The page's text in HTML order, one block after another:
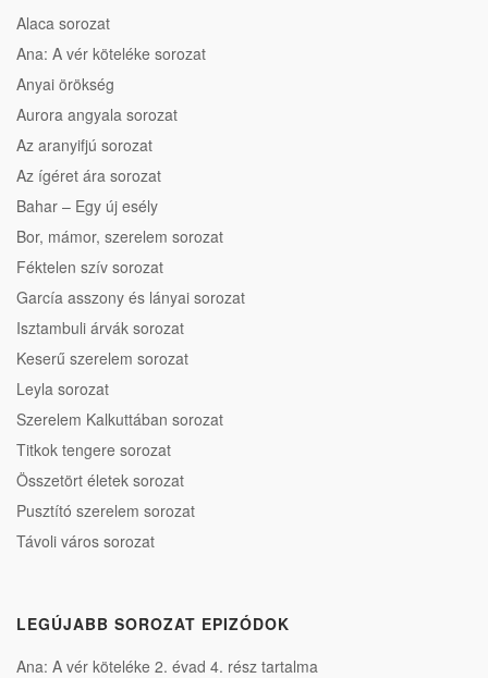
Alaca sorozat
Ana: A vér köteléke sorozat
Anyai örökség
Aurora angyala sorozat
Az aranyifjú sorozat
Az ígéret ára sorozat
Bahar – Egy új esély
Bor, mámor, szerelem sorozat
Féktelen szív sorozat
García asszony és lányai sorozat
Isztambuli árvák sorozat
Keserű szerelem sorozat
Leyla sorozat
Szerelem Kalkuttában sorozat
Titkok tengere sorozat
Összetört életek sorozat
Pusztító szerelem sorozat
Távoli város sorozat
LEGÚJABB SOROZAT EPIZÓDOK
Ana: A vér köteléke 2. évad 4. rész tartalma